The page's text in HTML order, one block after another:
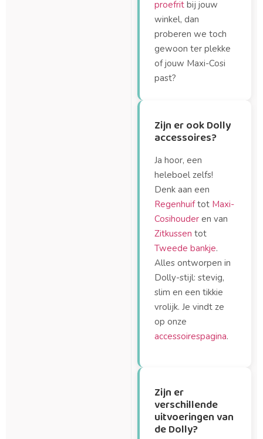
proefrit bij jouw
winkel, dan
proberen we toch
gewoon ter plekke
of jouw Maxi-Cosi
past?
Zijn er ook Dolly
accessoires?
Ja hoor, een
heleboel zelfs!
Denk aan een
Regenhuiftot Maxi-
Cosihouder en van
Zitkussen tot
Tweede bankje.
Alles ontworpen in
Dolly-stijl: stevig,
slim en een tikkie
vrolijk. Je vindt ze
op onze
accessoirespagina.
Zijn er
verschillende
uitvoeringen van
de Dolly?